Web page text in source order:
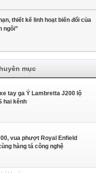
thiết kế linh hoạt biến đổi của
ngôi”
mục
tay ga Ý Lambretta J200 lộ
hai kênh
vua phượt Royal Enfield
hàng tá công nghệ